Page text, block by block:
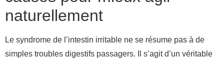
naturellement
Le syndrome de l’intestin irritable ne se résume pas à de
simples troubles digestifs passagers. Il s’agit d’un véritable